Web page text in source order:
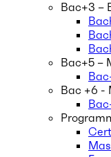
Bac+3 –
Bac+5 –
Bac +6 -